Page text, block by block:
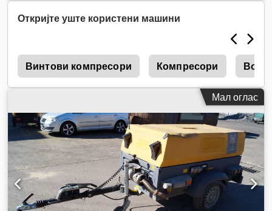
Откријте уште користени машини
Винтови компресори Компресори
Мал оглас